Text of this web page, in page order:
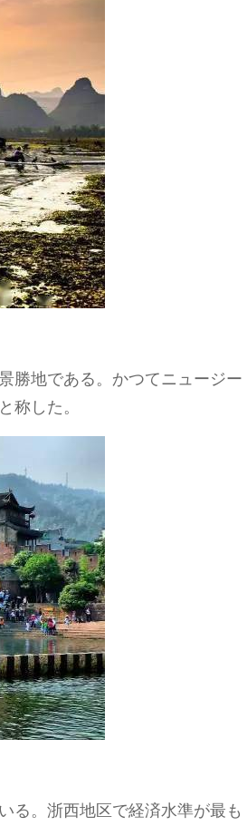
勝地である。かつてニュージー
称した。
る。浙西地区で経済水準が最も